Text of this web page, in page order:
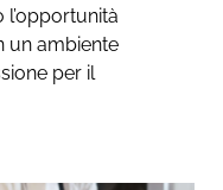
un ambiente
per il